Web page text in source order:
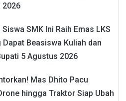
2026
SMK Ini Raih Emas LKS
Beasiswa Kuliah dan
5 Agustus 2026
Mas Dhito Pacu
hingga Traktor Siap Ubah